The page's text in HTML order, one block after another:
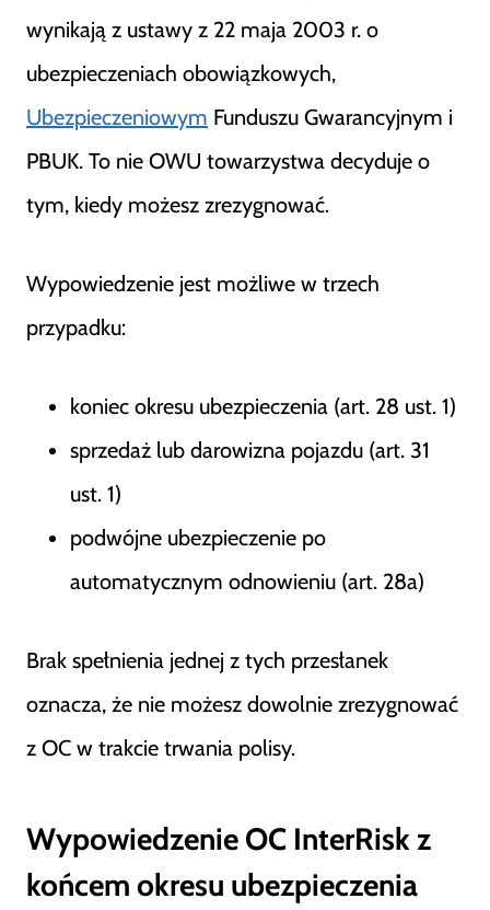
wynikają z ustawy z 22 maja 2003 r. o
ubezpieczeniach obowiązkowych,
Ubezpieczeniowym Funduszu Gwarancyjnym i
PBUK. To nie OWU towarzystwa decyduje o
tym, kiedy możesz zrezygnować.
Wypowiedzenie jest możliwe w trzech
przypadku:
koniec okresu ubezpieczenia (art. 28 ust. 1)
sprzedaż lub darowizna pojazdu (art. 31
ust. 1)
podwójne ubezpieczenie po
automatycznym odnowieniu (art. 28a)
Brak spełnienia jednej z tych przesłanek
oznacza, że nie możesz dowolnie zrezygnować
z OC w trakcie trwania polisy.
Wypowiedzenie OC InterRisk z
końcem okresu ubezpieczenia